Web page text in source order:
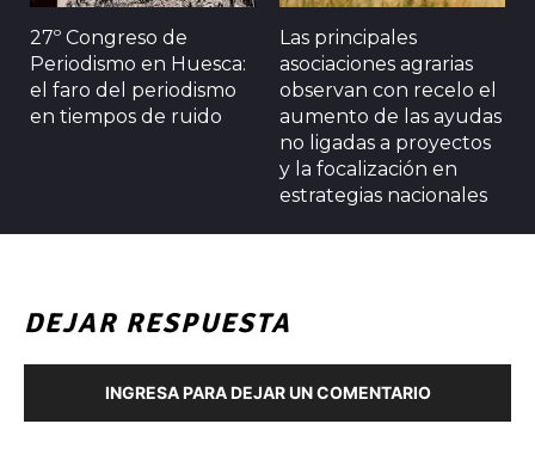
27º Congreso de
Periodismo en Huesca:
el faro del periodismo
en tiempos de ruido
Las principales
asociaciones agrarias
observan con recelo el
aumento de las ayudas
no ligadas a proyectos
y la focalización en
estrategias nacionales
DEJAR RESPUESTA
INGRESA PARA DEJAR UN COMENTARIO